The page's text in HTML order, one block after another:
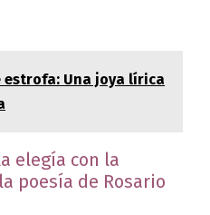
estrofa: Una joya lírica
elegía con la
poesía de Rosario